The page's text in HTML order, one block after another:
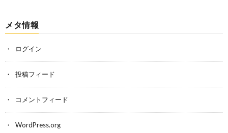
メタ情報
ログイン
投稿フィード
コメントフィード
WordPress.org